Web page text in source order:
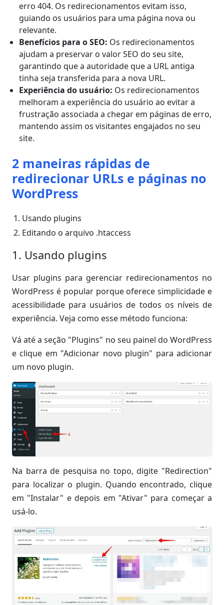
erro 404. Os redirecionamentos evitam isso,
guiando os usuários para uma página nova ou
relevante.
Benefícios para o SEO: Os redirecionamentos
ajudam a preservar o valor SEO do seu site,
garantindo que a autoridade que a URL antiga
tinha seja transferida para a nova URL.
Experiência do usuário: Os redirecionamentos
melhoram a experiência do usuário ao evitar a
frustração associada a chegar em páginas de erro,
mantendo assim os visitantes engajados no seu
site.
2 maneiras rápidas de
redirecionar URLs e páginas no
WordPress
Usando plugins
Editando o arquivo .htaccess
1. Usando plugins
Usar plugins para gerenciar redirecionamentos no
WordPress é popular porque oferece simplicidade e
acessibilidade para usuários de todos os níveis de
experiência. Veja como esse método funciona:
Vá até a seção "Plugins" no seu painel do WordPress
e clique em "Adicionar novo plugin" para adicionar
um novo plugin.
Na barra de pesquisa no topo, digite "Redirection"
para localizar o plugin. Quando encontrado, clique
em "Instalar" e depois em "Ativar" para começar a
usá-lo.